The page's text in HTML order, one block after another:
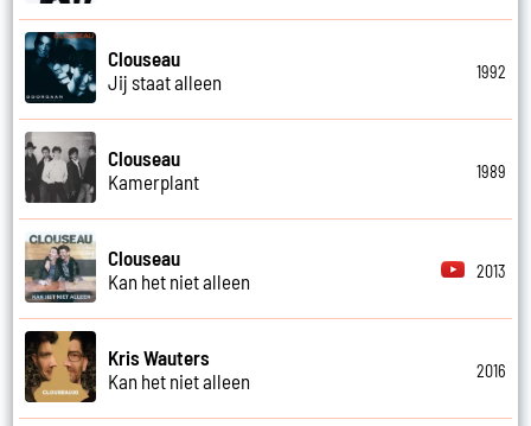
Clouseau
Jij staat alleen
1992
Clouseau
Kamerplant
1989
Clouseau
Kan het niet alleen
2013
Kris Wauters
Kan het niet alleen
2016